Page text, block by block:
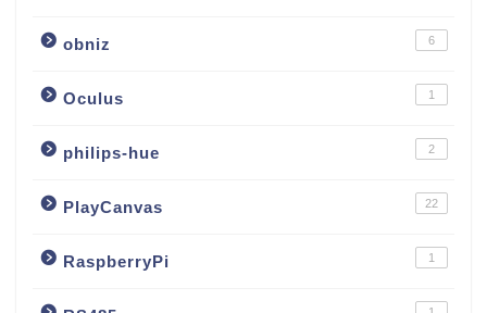
obniz 6
Oculus 1
philips-hue 2
PlayCanvas 22
RaspberryPi 1